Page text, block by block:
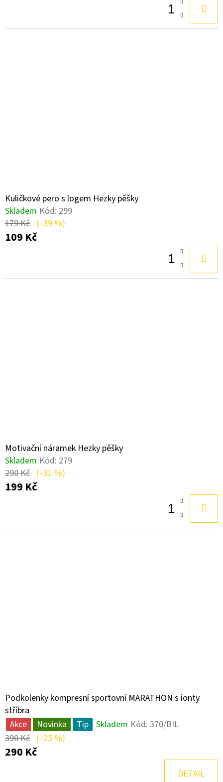
Kuličkové pero s logem Hezky pěšky
Skladem Kód: 299
179 Kč (–39 %)
109 Kč
Motivační náramek Hezky pěšky
Skladem Kód: 279
290 Kč (–31 %)
199 Kč
Podkolenky kompresní sportovní MARATHON s ionty
stříbra
Akce
Novinka Tip Skladem Kód: 370/BIL
390 Kč (–25 %)
290 Kč
DETAIL